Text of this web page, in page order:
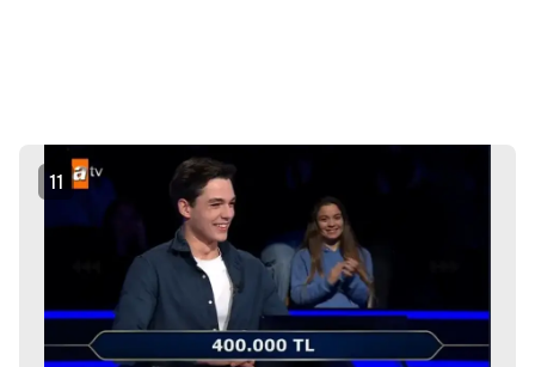
11